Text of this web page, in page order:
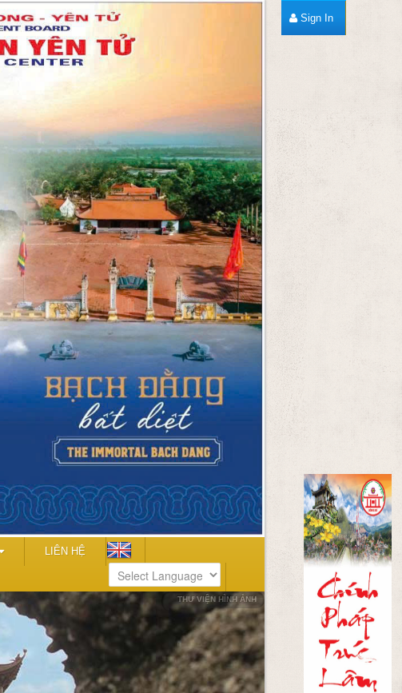
Sign In
LIÊN HỆ
Powered by
Translate
THƯ VIỆN HÌNH ẢNH